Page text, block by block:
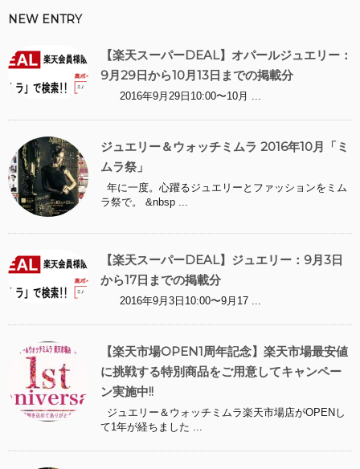
NEW ENTRY
【楽天スーパーDEAL】オパールジュエリー：
9月29日から10月13日までの掲載分
2016年9月29日10:00〜10月 ...
ジュエリー＆ウォッチミムラ 2016年10月「ミ
ムラ祭」
年に一度。心躍るジュエリーとファッションをミム
ラ祭で。 &nbsp ...
【楽天スーパーDEAL】ジュエリー：9月3日
から17日までの掲載分
2016年9月3日10:00〜9月17 ...
【楽天市場OPEN1周年記念】楽天市場最安値
に挑戦する特別商品をご用意してキャンペー
ン実施中!!
ジュエリー＆ウォッチミムラ楽天市場店がOPENし
て1年が経ちました ...